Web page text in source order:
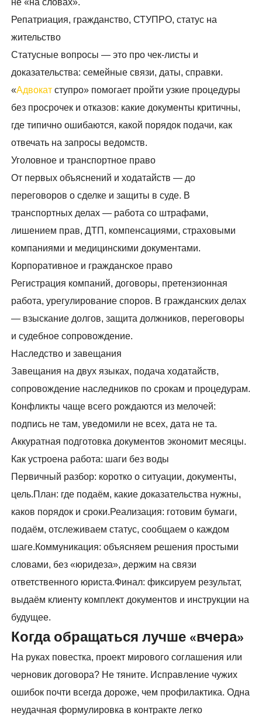
не «на словах».
Репатриация, гражданство, СТУПРО, статус на
жительство
Статусные вопросы — это про чек-листы и
доказательства: семейные связи, даты, справки.
«Адвокат ступро» помогает пройти узкие процедуры
без просрочек и отказов: какие документы критичны,
где типично ошибаются, какой порядок подачи, как
отвечать на запросы ведомств.
Уголовное и транспортное право
От первых объяснений и ходатайств — до
переговоров о сделке и защиты в суде. В
транспортных делах — работа со штрафами,
лишением прав, ДТП, компенсациями, страховыми
компаниями и медицинскими документами.
Корпоративное и гражданское право
Регистрация компаний, договоры, претензионная
работа, урегулирование споров. В гражданских делах
— взыскание долгов, защита должников, переговоры
и судебное сопровождение.
Наследство и завещания
Завещания на двух языках, подача ходатайств,
сопровождение наследников по срокам и процедурам.
Конфликты чаще всего рождаются из мелочей:
подпись не там, уведомили не всех, дата не та.
Аккуратная подготовка документов экономит месяцы.
Как устроена работа: шаги без воды
Первичный разбор: коротко о ситуации, документы,
цель.План: где подаём, какие доказательства нужны,
каков порядок и сроки.Реализация: готовим бумаги,
подаём, отслеживаем статус, сообщаем о каждом
шаге.Коммуникация: объясняем решения простыми
словами, без «юридеза», держим на связи
ответственного юриста.Финал: фиксируем результат,
выдаём клиенту комплект документов и инструкции на
будущее.
Когда обращаться лучше «вчера»
На руках повестка, проект мирового соглашения или
черновик договора? Не тяните. Исправление чужих
ошибок почти всегда дороже, чем профилактика. Одна
неудачная формулировка в контракте легко